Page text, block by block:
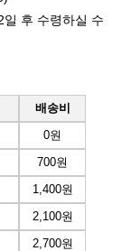
후 수령하실 수
배송비
0원
700원
1,400원
2,100원
2,700원